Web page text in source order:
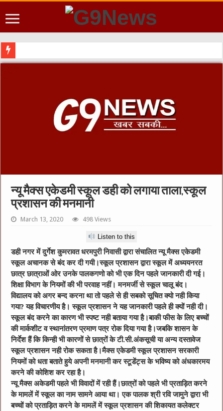
न्यू मैक्स एकेडमी स्कूल डही को लगाया ताला,स्कूल
प्रशासन की मनमानी
March 13, 2020 498 Views
Listen to this
डही नगर में दुर्गेश कुमरावत धरमपुरी निवासी द्वारा संचालित न्यू मैक्स एकेडमी
स्कूल अचानक से बंद कर दी गयी।स्कूल प्रशासन द्वारा स्कूल में अध्ययनरत
छात्र छात्राओं ओर उनके पालकगणो को भी एक दिन पहले जानकारी दी गई।
शिक्षा विभाग के नियमों की भी परवाह नहीं। मनमर्जी से स्कूल चालू बंद।
विद्यालय को अगर बन्द करना था तो पहले से ही सबको सूचित क्यो नही किया
गया? यह विचारणीय है। स्कूल प्रशासन ने यह जानकारी पहले ही क्यों नही दी।
स्कूल बंद करने का कारण भी स्पष्ट नही बताया गया है।बाकी फीस के लिए बच्चों
की मार्कशीट व स्थानांतरण प्रमाण पत्र रोक दिया गया है।जबकि शासन के
निर्देश हैं कि किन्ही भी कारणों से छात्रों के टी.सी.अंकसूची या अन्य दस्तावेज
स्कूल प्रशासन नही रोक सकता है।मैक्स एकेडमी स्कूल प्रशासन सरकारी
नियमों को धता बताते हुये अपनी मनमानी कर स्टूडेंट्स के भविष्य को अंधकारमय
करने की कोशिश कर रहा है।
न्यू मैक्स अकेडमी पहले भी विवादों में रही हैं।छात्रों को पहले भी प्रताड़ित करने
के मामलें में स्कूल का नाम सामने आया था। एक पालक श्री रवि जामुने द्वारा भी
बच्चों को प्रताड़ित करने के मामलें में स्कूल प्रशासन की शिकायत कलेक्टर